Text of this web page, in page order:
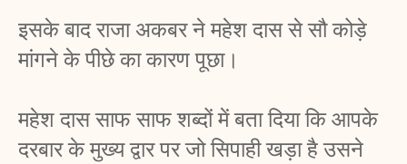
इसके बाद राजा अकबर ने महेश दास से सौ कोड़े
मांगने के पीछे का कारण पूछा।
महेश दास साफ साफ शब्दों में बता दिया कि आपके
दरबार के मुख्य द्वार पर जो सिपाही खड़ा है उसने